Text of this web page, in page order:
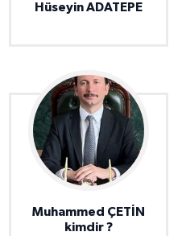
Hüseyin ADATEPE
Muhammed ÇETİN
kimdir ?